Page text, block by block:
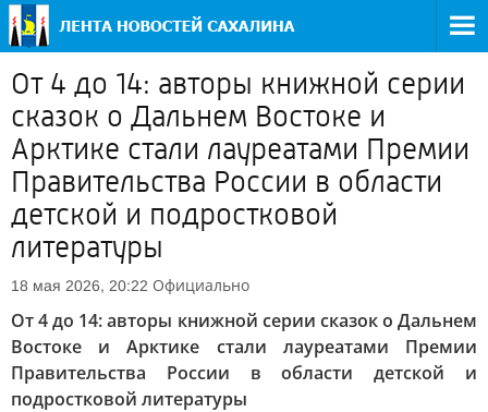
От 4 до 14: авторы книжной серии
сказок о Дальнем Востоке и
Арктике стали лауреатами Премии
Правительства России в области
детской и подростковой
литературы
18 мая 2026, 20:22 Официально
От 4 до 14: авторы книжной серии сказок о Дальнем
Востоке и Арктике стали лауреатами Премии
Правительства России в области детской и
подростковой литературы